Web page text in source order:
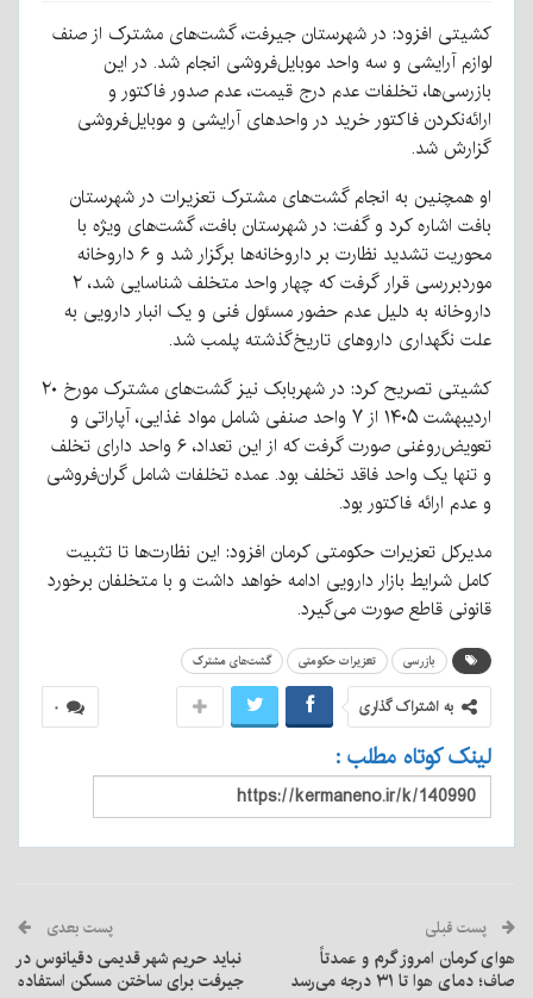
کشیتی افزود: در شهرستان جیرفت، گشت‌های مشترک از صنف
لوازم آرایشی و سه واحد موبایل‌فروشی انجام شد. در این
بازرسی‌ها، تخلفات عدم درج قیمت، عدم صدور فاکتور و
ارائه‌نکردن فاکتور خرید در واحدهای آرایشی و موبایل‌فروشی
گزارش شد.
او همچنین به انجام گشت‌های مشترک تعزیرات در شهرستان
بافت اشاره کرد و گفت: در شهرستان بافت، گشت‌های ویژه با
محوریت تشدید نظارت بر داروخانه‌ها برگزار شد و ۶ داروخانه
موردبررسی قرار گرفت که چهار واحد متخلف شناسایی شد، ۲
داروخانه به دلیل عدم حضور مسئول فنی و یک انبار دارویی به
علت نگهداری داروهای تاریخ‌گذشته پلمب شد.
کشیتی تصریح کرد: در شهربابک نیز گشت‌های مشترک مورخ ۲۰
اردیبهشت ۱۴۰۵ از ۷ واحد صنفی شامل مواد غذایی، آپاراتی و
تعویض‌روغنی صورت گرفت که از این تعداد، ۶ واحد دارای تخلف
و تنها یک واحد فاقد تخلف بود. عمده تخلفات شامل گران‌فروشی
و عدم ارائه فاکتور بود.
مدیرکل تعزیرات حکومتی کرمان افزود: این نظارت‌ها تا تثبیت
کامل شرایط بازار دارویی ادامه خواهد داشت و با متخلفان برخورد
قانونی قاطع صورت می‌گیرد.
بازرسی تعزیرات حکومتی گشت‌های مشترک
۰ به اشتراک گذاری
لینک کوتاه مطلب :
پست قبلی
هوای کرمان امروز گرم و عمدتاً
صاف؛ دمای هوا تا ۳۱ درجه می‌رسد
پست بعدی
نباید حریم شهر قدیمی دقیانوس در
جیرفت برای ساختن مسکن استفاده